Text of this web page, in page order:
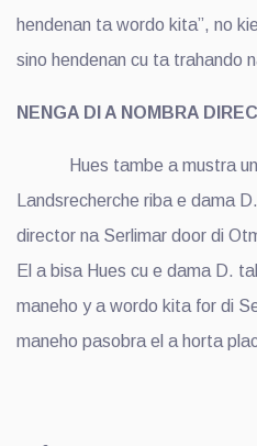
hendenan ta wordo kita”, no
sino hendenan cu ta trahando
NENGA DI A NOMBRA
Hues tambe a mustra un
Landsrecherche riba e dama
director na Serlimar door di
El a bisa Hues cu e dama D.
maneho y a wordo kita for di
maneho pasobra el a horta